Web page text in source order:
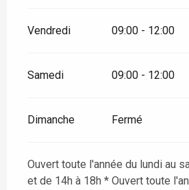
Vendredi 09:00 - 12:00
Samedi 09:00 - 12:00
Dimanche Fermé
Ouvert toute l'année du lundi au
et de 14h à 18h * Ouvert toute